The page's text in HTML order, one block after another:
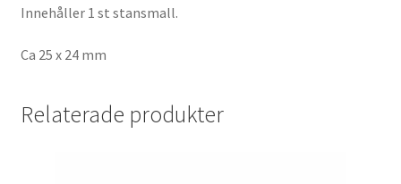
Innehåller 1 st stansmall.
Ca 25 x 24 mm
Relaterade produkter